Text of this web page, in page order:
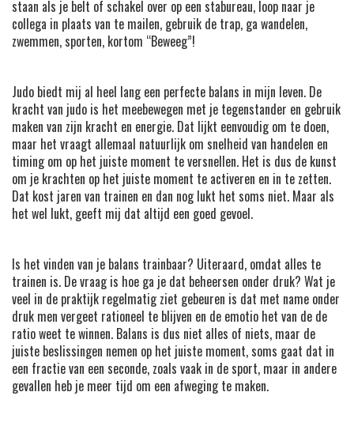
staan als je belt of schakel over op een stabureau, loop naar je
collega in plaats van te mailen, gebruik de trap, ga wandelen,
zwemmen, sporten, kortom “Beweeg”!
Judo biedt mij al heel lang een perfecte balans in mijn leven. De
kracht van judo is het meebewegen met je tegenstander en gebruik
maken van zijn kracht en energie. Dat lijkt eenvoudig om te doen,
maar het vraagt allemaal natuurlijk om snelheid van handelen en
timing om op het juiste moment te versnellen. Het is dus de kunst
om je krachten op het juiste moment te activeren en in te zetten.
Dat kost jaren van trainen en dan nog lukt het soms niet. Maar als
het wel lukt, geeft mij dat altijd een goed gevoel.
Is het vinden van je balans trainbaar? Uiteraard, omdat alles te
trainen is. De vraag is hoe ga je dat beheersen onder druk? Wat je
veel in de praktijk regelmatig ziet gebeuren is dat met name onder
druk men vergeet rationeel te blijven en de emotio het van de de
ratio weet te winnen. Balans is dus niet alles of niets, maar de
juiste beslissingen nemen op het juiste moment, soms gaat dat in
een fractie van een seconde, zoals vaak in de sport, maar in andere
gevallen heb je meer tijd om een afweging te maken.